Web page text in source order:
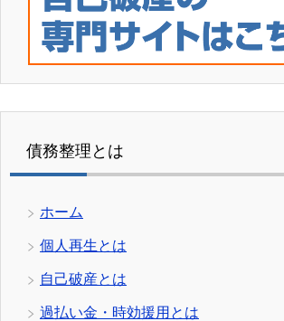
債務整理とは
ホーム
個人再生とは
自己破産とは
過払い金・時効援用とは